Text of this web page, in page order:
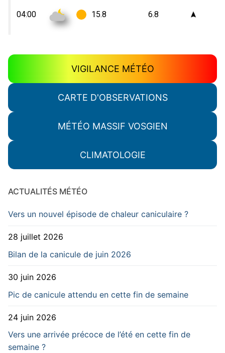
VIGILANCE MÉTÉO
CARTE D'OBSERVATIONS
MÉTÉO MASSIF VOSGIEN
CLIMATOLOGIE
ACTUALITÉS MÉTÉO
Vers un nouvel épisode de chaleur caniculaire ?
28 juillet 2026
Bilan de la canicule de juin 2026
30 juin 2026
Pic de canicule attendu en cette fin de semaine
24 juin 2026
Vers une arrivée précoce de l’été en cette fin de
semaine ?